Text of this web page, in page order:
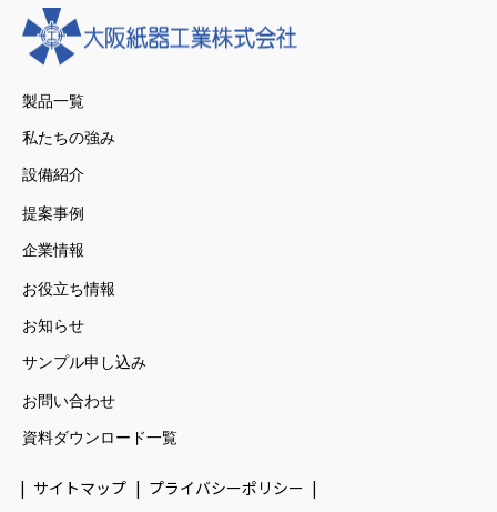
製品一覧
私たちの強み
設備紹介
提案事例
企業情報
お役立ち情報
お知らせ
サンプル申し込み
お問い合わせ
資料ダウンロード一覧
サイトマップ プライバシーポリシー